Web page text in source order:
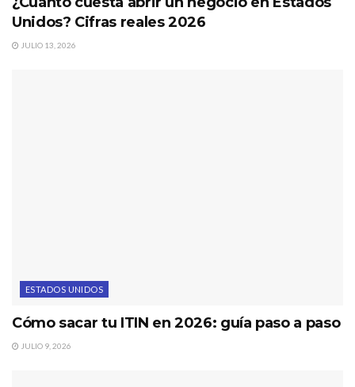
Unidos? Cifras reales 2026
JULIO 13, 2026
ESTADOS UNIDOS
Cómo sacar tu ITIN en 2026: guía paso a paso
JULIO 9, 2026